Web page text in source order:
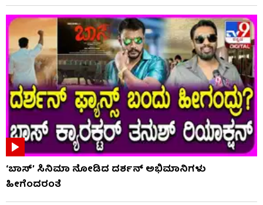
‘ಬಾಸ್’ ಸಿನಿಮಾ ನೋಡಿದ ದರ್ಶನ್ ಅಭಿಮಾನಿಗಳು
ಹೀಗೆಂದರಂತೆ